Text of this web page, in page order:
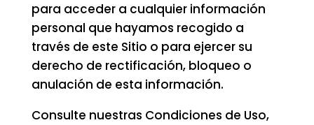
para acceder a cualquier información
personal que hayamos recogido a
través de este Sitio o para ejercer su
derecho de rectificación, bloqueo o
anulación de esta información.
Consulte nuestras Condiciones de Uso,